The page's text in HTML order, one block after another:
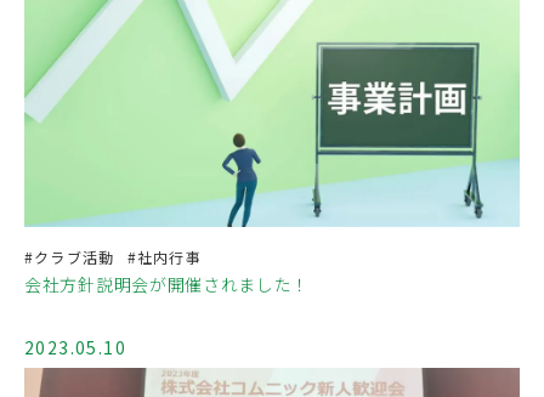
#クラブ活動 #社内行事
会社方針説明会が開催されました！
2023.05.10